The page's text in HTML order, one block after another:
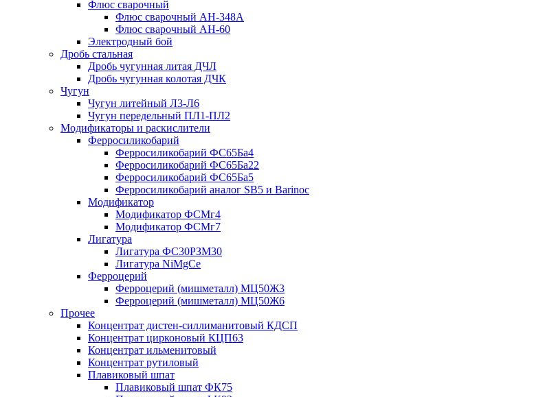
Флюс сварочный
Флюс сварочный АН-348А
Флюс сварочный АН-60
Электродный бой
Дробь стальная
Дробь чугунная литая ДЧЛ
Дробь чугунная колотая ДЧК
Чугун
Чугун литейный Л3-Л6
Чугун передельный ПЛ1-ПЛ2
Модификаторы и раскислители
Ферросиликобарий
Ферросиликобарий ФС65Ба4
Ферросиликобарий ФС65Ба22
Ферросиликобарий ФС65Ба5
Ферросиликобарий аналог SB5 и Barinoc
Модификатор
Модификатор ФСМг4
Модификатор ФСМг7
Лигатура
Лигатура ФС30РЗМ30
Лигатура NiMgCe
Ферроцерий
Ферроцерий (мишметалл) МЦ50Ж3
Ферроцерий (мишметалл) МЦ50Ж6
Прочее
Концентрат дистен-силлиманитовый КДСП
Концентрат цирконовый КЦП63
Концентрат ильменитовый
Концентрат рутиловый
Плавиковый шпат
Плавиковый шпат ФК75